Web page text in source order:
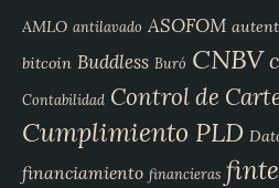
AMLO antilavado ASOFOM
bitcoin Buddless Buró CNBV
Contabilidad Control de
Cumplimiento PLD
financiamiento financieras